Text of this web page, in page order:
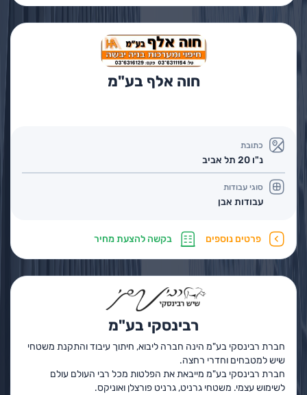
חוה אלף בע"מ
כתובת
נ"ו 20 תל אביב
סוגי עבודות
עבודות אבן
פרטים נוספים בקשה להצעת מחיר
רבינסקי בע"מ
חברת רבינסקי בע"מ הינה חברה ליבוא, חיתוך עיבוד והתקנת משטחי
שיש למטבחים וחדרי רחצה.
חברת רבינסקי בע"מ מייבאת את הפלטות מכל רבי העולם עולם
לשימוש עצמי. משטחי גרניט, גרניט פורצלן ואוניקס.